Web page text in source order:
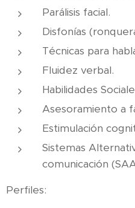
Parálisis facial.
Disfonías
Técnicas para
Fluidez verbal.
Habilidades
Asesoramiento a
Estimulación
Sistemas
comunicación
Perfiles: